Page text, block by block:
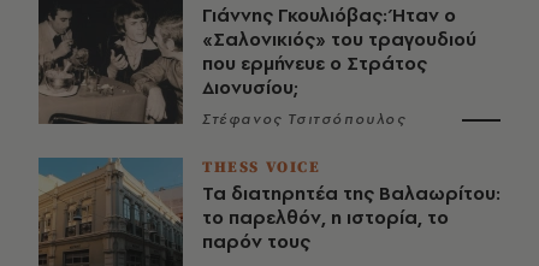
Γιάννης Γκουλιόβας: Ήταν ο
«Σαλονικιός» του τραγουδιού
που ερμήνευε ο Στράτος
Διονυσίου;
Στέφανος Τσιτσόπουλος
THESS VOICE
Τα διατηρητέα της Βαλαωρίτου:
το παρελθόν, η ιστορία, το
παρόν τους